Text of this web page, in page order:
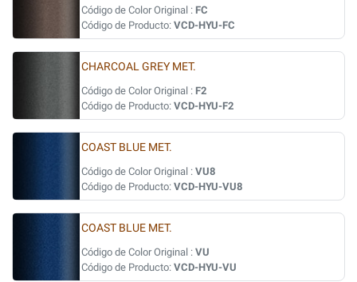
Código de Color Original : FC
Código de Producto: VCD-HYU-FC
CHARCOAL GREY MET.
Código de Color Original : F2
Código de Producto: VCD-HYU-F2
COAST BLUE MET.
Código de Color Original : VU8
Código de Producto: VCD-HYU-VU8
COAST BLUE MET.
Código de Color Original : VU
Código de Producto: VCD-HYU-VU